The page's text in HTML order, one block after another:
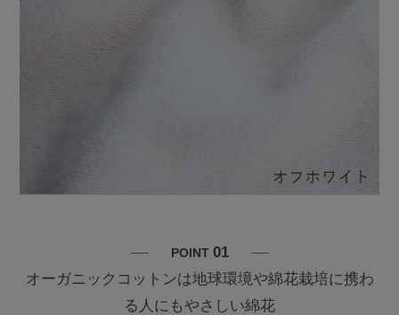
POINT 01
オーガニックコットンは地球環境や綿花栽培に携わ
る人にもやさしい綿花